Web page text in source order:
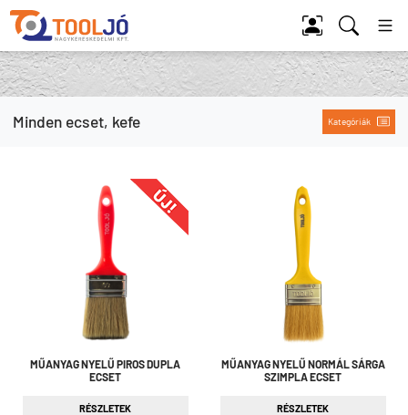
Tool Jó
Minden ecset, kefe Kategóriák
MŰANYAG NYELŰ PIROS DUPLA
ECSET
RÉSZLETEK
MŰANYAG NYELŰ NORMÁL SÁRGA
SZIMPLA ECSET
RÉSZLETEK